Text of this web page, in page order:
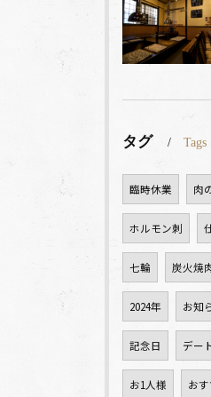
タグ Tags
臨時休業 肉
ホルモン刺
七輪 炭火焼
2024年 お知
記念日 デー
お1人様 お